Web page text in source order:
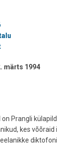
märts 1994
Prangli
kes